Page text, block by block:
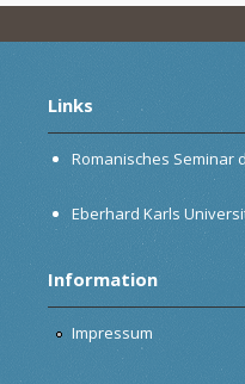
Links
Romanisches Seminar
Eberhard Karls
Information
Impressum